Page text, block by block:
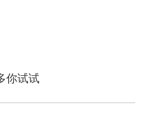
你试试